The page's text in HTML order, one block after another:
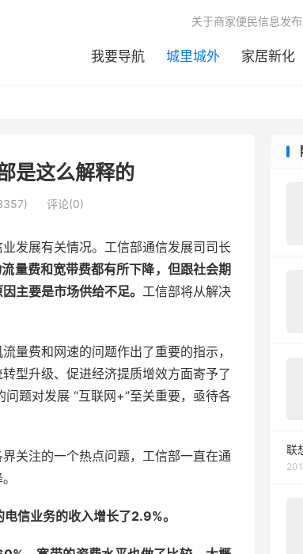
我要导航 城里城外 家居新化
关于商家便民信息发
是这么解释的
评论(0)
发展有关情况。工信部通信发展司司长
量费和宽带费都有所下降，但跟社会期
主要是市场供给不足。 工信部将从解决
量费和网速的问题作出了重要的指示，
型升级、促进经济提质增效方面寄予了
题对发展 “互联网+”至关重要，亟待各
关注的一个热点问题，工信部一直在通
信业务的收入增长了2.9%。
联